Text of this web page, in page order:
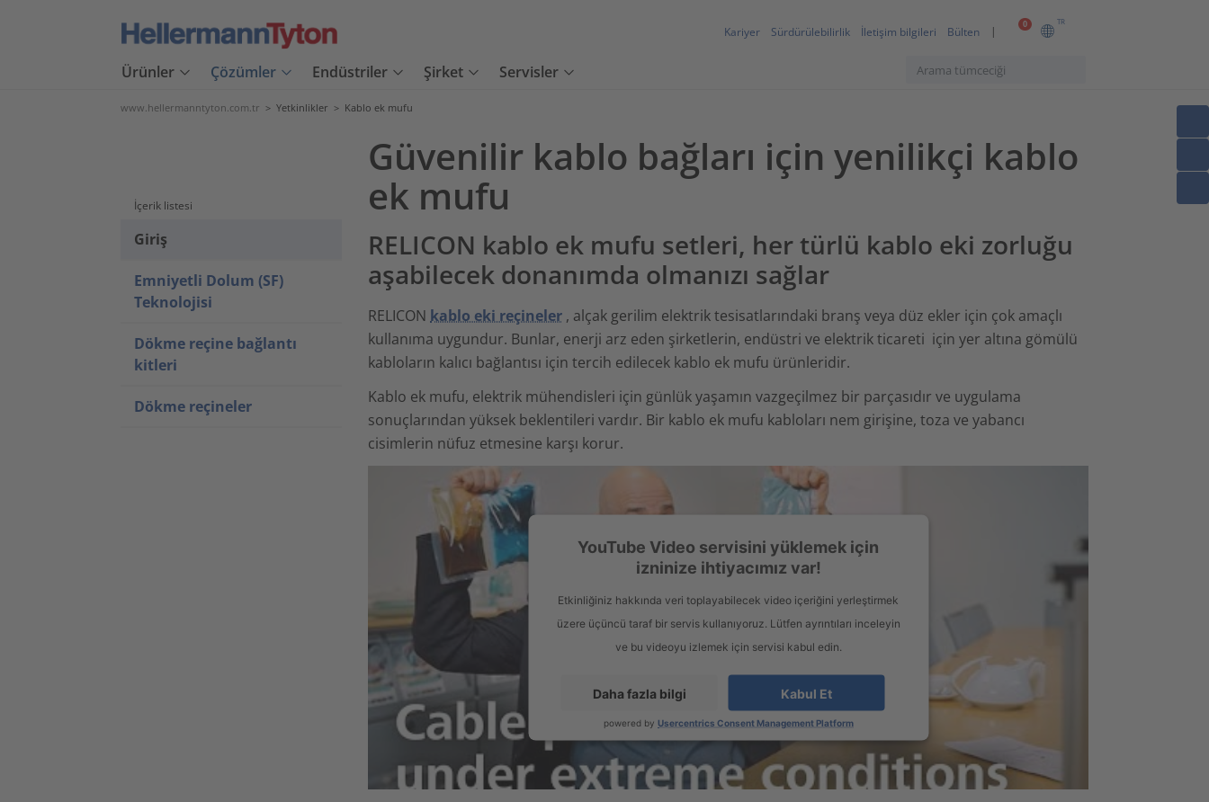
0 TR
Kariyer Sürdürülebilirlik İletişim bilgileri Bülten
Ürünler Çözümler Endüstriler Şirket Servisler
www.hellermanntyton.com.tr > Yetkinlikler > Kablo ek mufu
İçerik listesi
Giriş
Emniyetli Dolum (SF)
Teknolojisi
Dökme reçine bağlantı
kitleri
Dökme reçineler
Güvenilir kablo bağları için yenilikçi kablo
ek mufu
RELICON kablo ek mufu setleri, her türlü kablo eki zorluğu
aşabilecek donanımda olmanızı sağlar
RELICON kablo eki reçineler , alçak gerilim elektrik tesisatlarındaki branş veya düz ekler için çok amaçlı
kullanıma uygundur. Bunlar, enerji arz eden şirketlerin, endüstri ve elektrik ticareti için yer altına gömülü
kabloların kalıcı bağlantısı için tercih edilecek kablo ek mufu ürünleridir.
Kablo ek mufu, elektrik mühendisleri için günlük yaşamın vazgeçilmez bir parçasıdır ve uygulama
sonuçlarından yüksek beklentileri vardır. Bir kablo ek mufu kabloları nem girişine, toza ve yabancı
cisimlerin nüfuz etmesine karşı korur.
YouTube Video servisini yüklemek için
izninize ihtiyacımız var!
Etkinliğiniz hakkında veri toplayabilecek video içeriğini yerleştirmek
üzere üçüncü taraf bir servis kullanıyoruz. Lütfen ayrıntıları inceleyin
ve bu videoyu izlemek için servisi kabul edin.
Daha fazla bilgi Kabul Et
powered by Usercentrics Consent Management Platform